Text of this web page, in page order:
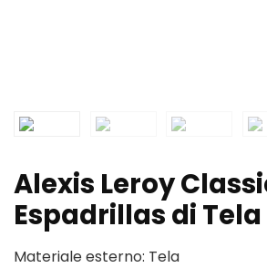
Alexis Leroy
Espadrillas di
Materiale esterno: Tela